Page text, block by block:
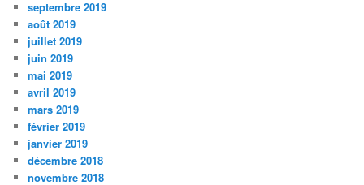
septembre 2019
août 2019
juillet 2019
juin 2019
mai 2019
avril 2019
mars 2019
février 2019
janvier 2019
décembre 2018
novembre 2018